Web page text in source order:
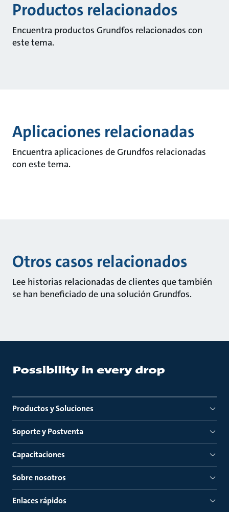
Productos relacionados
Encuentra productos Grundfos relacionados con
este tema.
Aplicaciones relacionadas
Encuentra aplicaciones de Grundfos relacionadas
con este tema.
Otros casos relacionados
Lee historias relacionadas de clientes que también
se han beneficiado de una solución Grundfos.
Productos y Soluciones
Soporte y Postventa
Capacitaciones
Sobre nosotros
Enlaces rápidos